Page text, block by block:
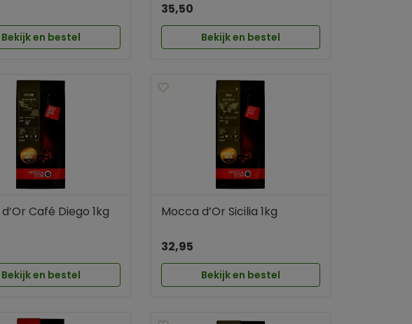
Bekijk en bestel
35,50
Bekijk en bestel
Café Diego 1kg
Bekijk en bestel
Mocca d’Or Sicilia 1kg
32,95
Bekijk en bestel